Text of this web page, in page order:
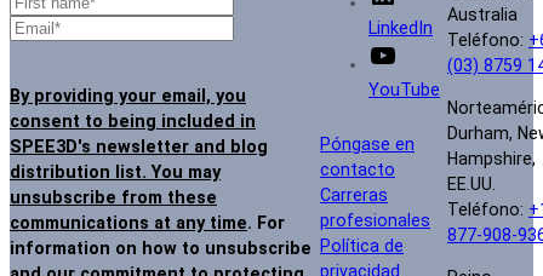
By providing your email, you
consent to being included in
SPEE3D's newsletter and blog
distribution list. You may
unsubscribe from these
communications at any time. For
information on how to unsubscribe
LinkedIn
YouTube
Póngase en
contacto
Carreras
profesionales
Política de
privacidad
Australia
Teléfono:
(03) 8759
Durham,
Hampshire,
EE.UU.
Teléfono:
877-908-